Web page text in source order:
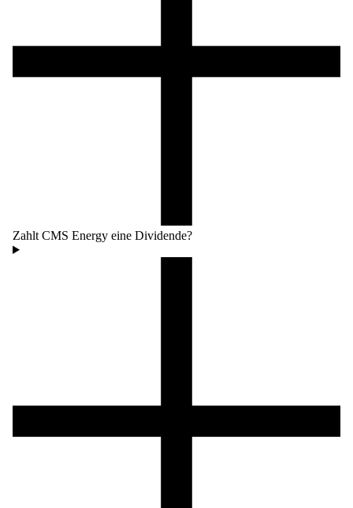
Zahlt CMS Energy eine Dividende?